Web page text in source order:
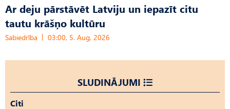
Ar deju pārstāvēt Latviju un iepazīt citu
tautu krāšņo kultūru
Sabiedrība 03:00, 5. Aug, 2026
SLUDINĀJUMI
Citi